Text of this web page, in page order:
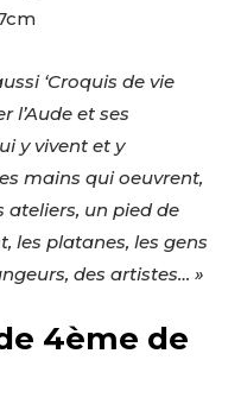
‘Croquis de vie
l’Aude et ses
y vivent et y
mains qui oeuvrent,
ateliers, un pied de
les platanes, les gens
des artistes… »
4ème de